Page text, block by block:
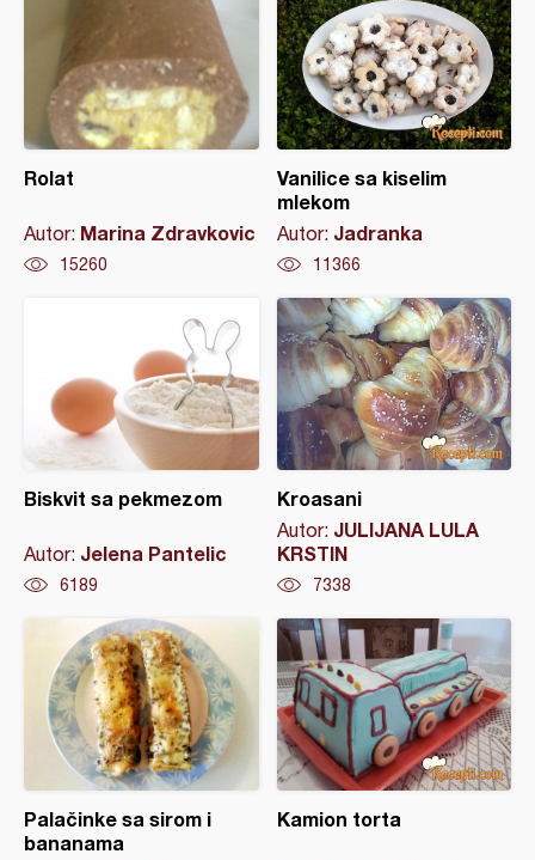
Rolat
Autor: Marina Zdravkovic
15260
Vanilice sa kiselim
mlekom
Autor: Jadranka
11366
Biskvit sa pekmezom
Autor: Jelena Pantelic
6189
Kroasani
Autor: JULIJANA LULA
KRSTIN
7338
Palačinke sa sirom i
bananama
Kamion torta